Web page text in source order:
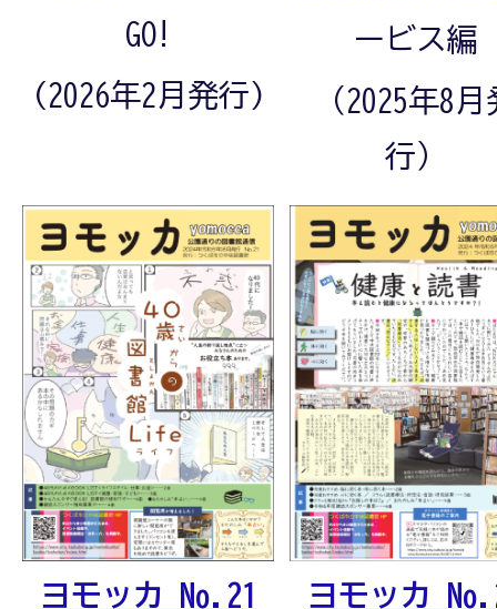
GO!
(2026年2月発行)
ービス編
（2025年8月
行）
ヨモッカ No.21
ヨモッカ